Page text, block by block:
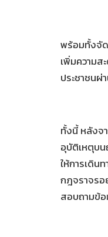
พร้อมทั้งจัด
เพิ่มความส
ประชาชนผ่
ทั้งนี้ หลังจ
อุบัติเหตุบน
ให้การเดิน
กฎจราจรอ
สอบถามข้อ